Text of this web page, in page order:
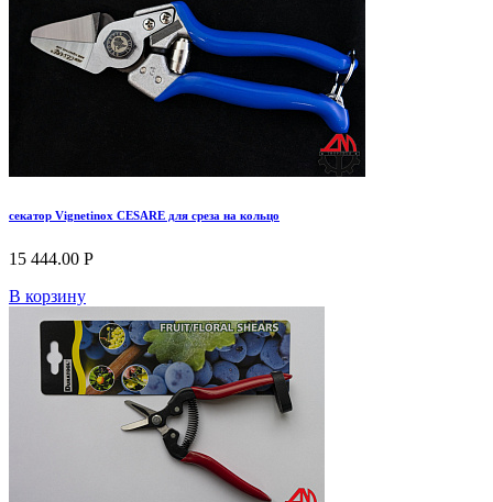
секатор Vignetinox CESARE для среза на кольцо
15 444.00 Р
В корзину